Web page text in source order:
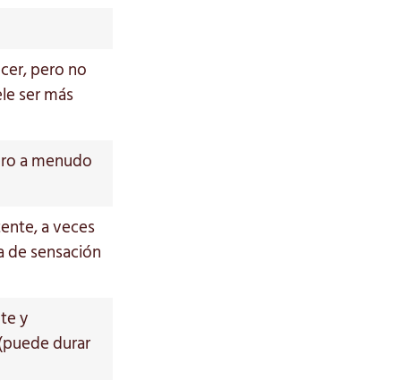
pero no
ser más
a menudo
a veces
de sensación
y
durar